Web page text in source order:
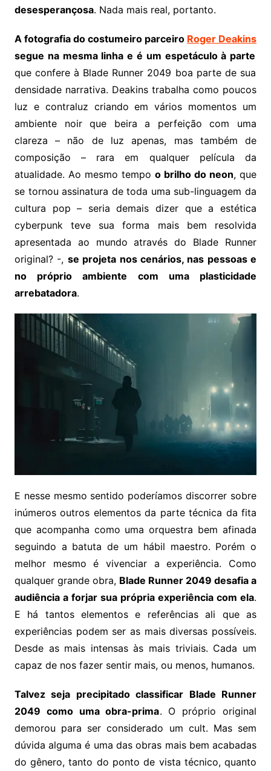
desesperançosa. Nada mais real, portanto.
A fotografia do costumeiro parceiro Roger Deakins
segue na mesma linha e é um espetáculo à parte
que confere à Blade Runner 2049 boa parte de sua
densidade narrativa. Deakins trabalha como poucos
luz e contraluz criando em vários momentos um
ambiente noir que beira a perfeição com uma
clareza – não de luz apenas, mas também de
composição – rara em qualquer película da
atualidade. Ao mesmo tempo o brilho do neon, que
se tornou assinatura de toda uma sub-linguagem da
cultura pop – seria demais dizer que a estética
cyberpunk teve sua forma mais bem resolvida
apresentada ao mundo através do Blade Runner
original? -, se projeta nos cenários, nas pessoas e
no próprio ambiente com uma plasticidade
arrebatadora.
E nesse mesmo sentido poderíamos discorrer sobre
inúmeros outros elementos da parte técnica da fita
que acompanha como uma orquestra bem afinada
seguindo a batuta de um hábil maestro. Porém o
melhor mesmo é vivenciar a experiência. Como
qualquer grande obra, Blade Runner 2049 desafia a
audiência a forjar sua própria experiência com ela.
E há tantos elementos e referências ali que as
experiências podem ser as mais diversas possíveis.
Desde as mais intensas às mais triviais. Cada um
capaz de nos fazer sentir mais, ou menos, humanos.
Talvez seja precipitado classificar Blade Runner
2049 como uma obra-prima. O próprio original
demorou para ser considerado um cult. Mas sem
dúvida alguma é uma das obras mais bem acabadas
do gênero, tanto do ponto de vista técnico, quanto